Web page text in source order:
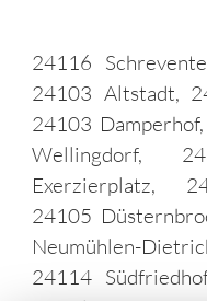
24116
24103 Altstadt,
24103
Wellingdorf,
Exerzierplatz,
24105
Neumühlen-
24114